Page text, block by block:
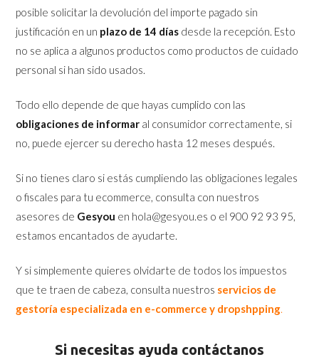
posible solicitar la devolución del importe pagado sin
justificación en un plazo de 14 días desde la recepción. Esto
no se aplica a algunos productos como productos de cuidado
personal si han sido usados.
Todo ello depende de que hayas cumplido con las
obligaciones de informar al consumidor correctamente, si
no, puede ejercer su derecho hasta 12 meses después.
Si no tienes claro si estás cumpliendo las obligaciones legales
o fiscales para tu ecommerce, consulta con nuestros
asesores de Gesyou en hola@gesyou.es o el 900 92 93 95,
estamos encantados de ayudarte.
Y si simplemente quieres olvidarte de todos los impuestos
que te traen de cabeza, consulta nuestros servicios de
gestoría especializada en e-commerce y dropshpping.
Si necesitas ayuda contáctanos